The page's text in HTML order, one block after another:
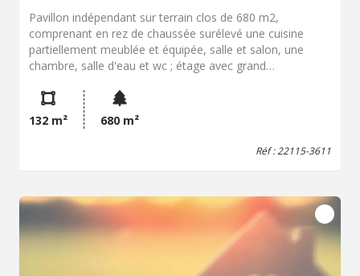
Pavillon indépendant sur terrain clos de 680 m2,
comprenant en rez de chaussée surélevé une cuisine
partiellement meublée et équipée, salle et salon, une
chambre, salle d'eau et wc ; étage avec grand
et wc - Espaces aménageables - Sous-sol carrelé à usage
de deuxième cuisine, chaufferie, débarras.
132 m² 680 m²
Réf : 22115-3611